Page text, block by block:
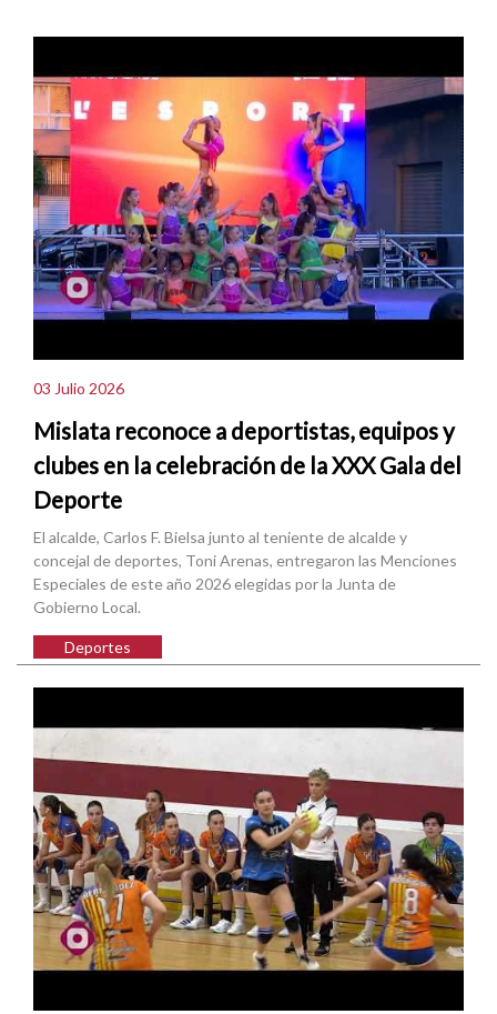
03 Julio 2026
Mislata reconoce a deportistas, equipos y
clubes en la celebración de la XXX Gala del
Deporte
El alcalde, Carlos F. Bielsa junto al teniente de alcalde y
concejal de deportes, Toni Arenas, entregaron las Menciones
Especiales de este año 2026 elegidas por la Junta de
Gobierno Local.
Deportes